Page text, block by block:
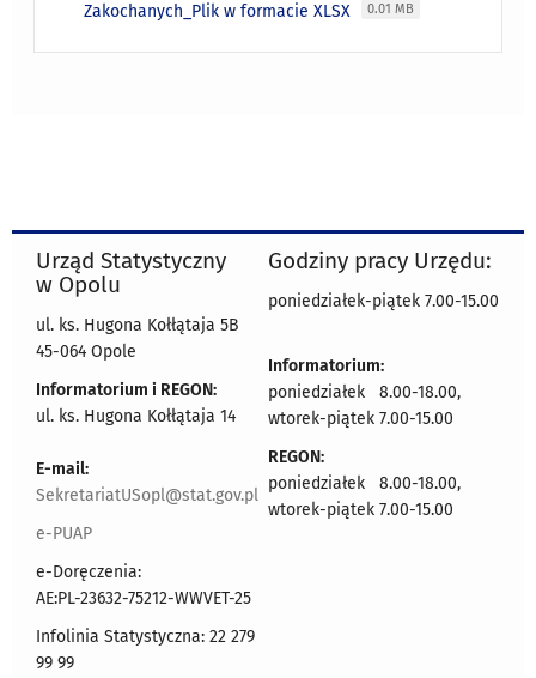
Zakochanych_Plik w formacie XLSX
0.01 MB
Urząd Statystyczny
w Opolu
ul. ks. Hugona Kołłątaja 5B
45-064 Opole
Informatorium i REGON:
ul. ks. Hugona Kołłątaja 14
E-mail:
SekretariatUSopl@stat.gov.pl
e-PUAP
e-Doręczenia:
AE:PL-23632-75212-WWVET-25
Infolinia Statystyczna: 22 279
99 99
Godziny pracy Urzędu:
poniedziałek-piątek 7.00-15.00
Informatorium:
poniedziałek 8.00-18.00,
wtorek-piątek 7.00-15.00
REGON:
poniedziałek 8.00-18.00,
wtorek-piątek 7.00-15.00